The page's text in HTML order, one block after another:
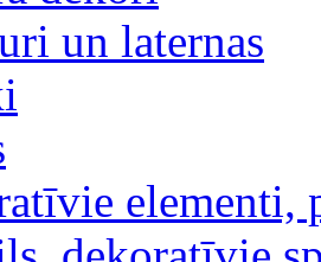
un laternas
elementi,